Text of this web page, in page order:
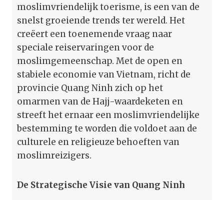
moslimvriendelijk toerisme, is een van de
snelst groeiende trends ter wereld. Het
creëert een toenemende vraag naar
speciale reiservaringen voor de
moslimgemeenschap. Met de open en
stabiele economie van Vietnam, richt de
provincie Quang Ninh zich op het
omarmen van de Hajj-waardeketen en
streeft het ernaar een moslimvriendelijke
bestemming te worden die voldoet aan de
culturele en religieuze behoeften van
moslimreizigers.
De Strategische Visie van Quang Ninh